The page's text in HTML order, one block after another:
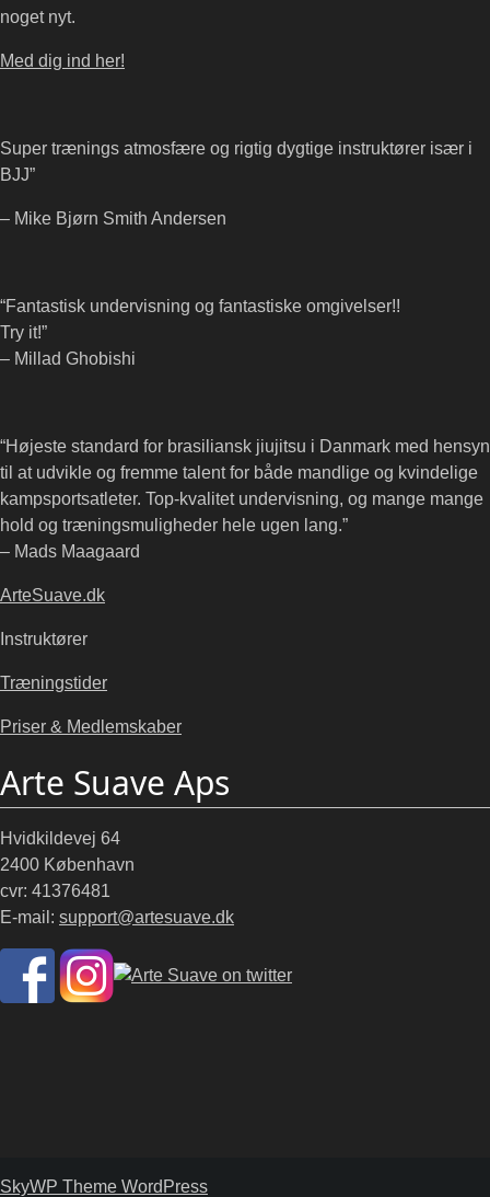
noget nyt.
Med dig ind her!
Super trænings atmosfære og rigtig dygtige instruktører især i
BJJ”
– Mike Bjørn Smith Andersen
“Fantastisk undervisning og fantastiske omgivelser!!
Try it!”
– Millad Ghobishi
“Højeste standard for brasiliansk jiujitsu i Danmark med hensyn
til at udvikle og fremme talent for både mandlige og kvindelige
kampsportsatleter. Top-kvalitet undervisning, og mange mange
hold og træningsmuligheder hele ugen lang.”
– Mads Maagaard
ArteSuave.dk
Instruktører
Træningstider
Priser & Medlemskaber
Arte Suave Aps
Hvidkildevej 64
2400 København
cvr: 41376481
E-mail: support@artesuave.dk
SkyWP Theme WordPress